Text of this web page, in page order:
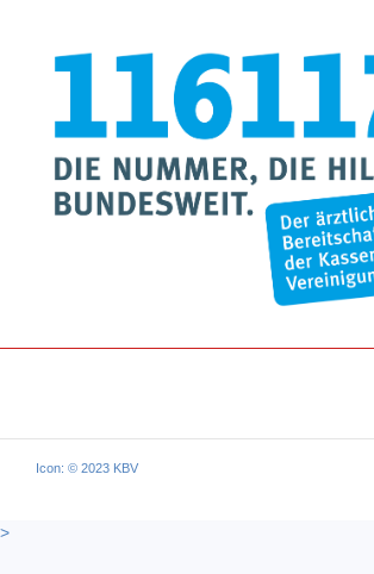
Icon: © 2023 KBV
>